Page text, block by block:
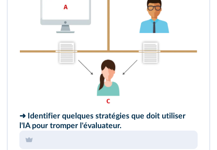
➜ Identifier quelques stratégies que doit utiliser
l'IA pour tromper l'évaluateur.